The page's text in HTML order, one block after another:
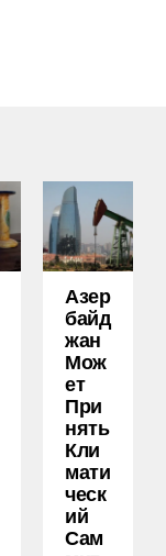
Азер
Байд
Жан
Мож
Ет
При
Нять
Кли
Мати
Ческ
Ий
Сам